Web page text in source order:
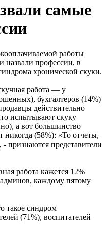
самые
работы
назвали профессии, в
хронической скуки.
работа — у
бухгалтеров (14%)
действительно
испытывают скуку
а вот большинство
никогда (58%): «То отчеты,
признаются представители
работа кажется 12%
каждому пятому
такое синдром
(71%), воспитателей